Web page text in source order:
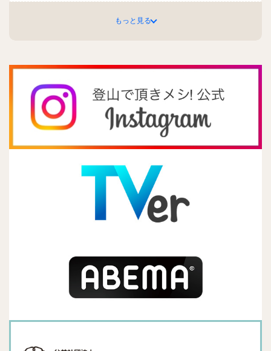
もっと見る